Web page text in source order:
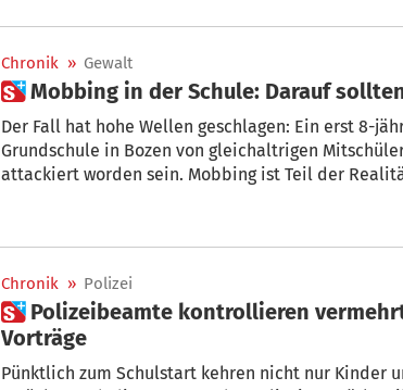
Chronik » Gewalt
 Mobbing in der Schule: Darauf
Der Fall hat hohe Wellen geschlagen: Ein erst 8-
Grundschule in Bozen von gleichaltrigen
attackiert worden sein. Mobbing ist Teil der
Chronik » Polizei
 Polizeibeamte kontrollieren vermehrt an Schulen und halten
Vorträge
Pünktlich zum Schulstart kehren nicht nur Kinder